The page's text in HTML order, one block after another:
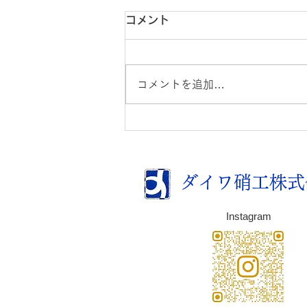
コメント
コメントを追加…
ダイワ硝工株
Instagram